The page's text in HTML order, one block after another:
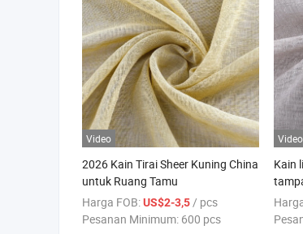
Video
2026 Kain Tirai Sheer Kuning China
untuk Ruang Tamu
Harga FOB:US$2-3,5/ pcs
Pesanan Minimum: 600 pcs
Video
Kain